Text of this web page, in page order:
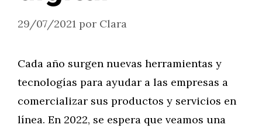
29/07/2021 por Clara
Cada año surgen nuevas herramientas y
tecnologías para ayudar a las empresas a
comercializar sus productos y servicios en
línea. En 2022, se espera que veamos una